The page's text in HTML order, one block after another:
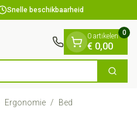
Snelle beschikbaarheid
Zoek
0 artikelen
€ 0,00
0
Ergonomie / Bed